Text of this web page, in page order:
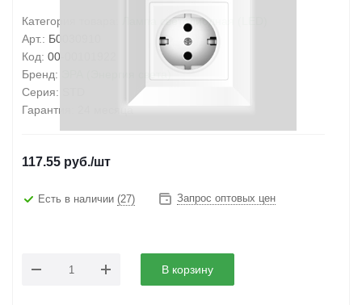
Категория товара:
Лампа светодиодная (LED)
Арт.: Б0030910
Код: 00-00101922
Бренд:
Серия:
Гарантия:
24 месяца
117.55 руб./шт
Есть в наличии (27) Запрос оптовых цен
В корзину